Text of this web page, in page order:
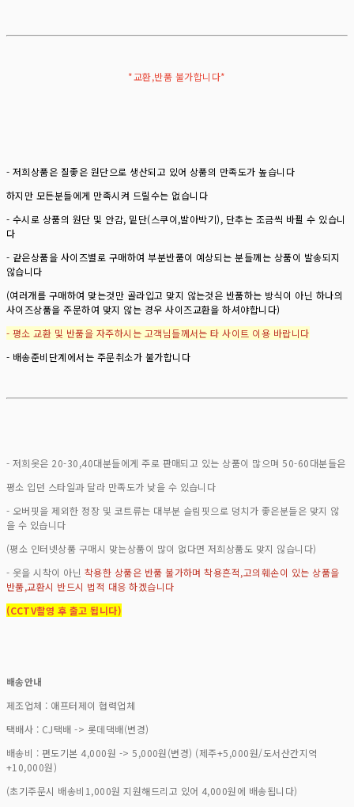
*교환,반품 불가합니다*
- 저희상품은 질좋은 원단으로 생산되고 있어 상품의 만족도가 높습니다
하지만 모든분들에게 만족시켜 드릴수는 없습니다
- 수시로 상품의 원단 및 안감, 밑단(스쿠이,발아박기), 단추는 조금씩 바뀔 수 있습니
다
- 같은상품을 사이즈별로 구매하여 부분반품이 예상되는 분들께는 상품이 발송되지
않습니다
(여러개를 구매하여 맞는것만 골라입고 맞지 않는것은 반품하는 방식이 아닌 하나의
사이즈상품을 주문하여 맞지 않는 경우 사이즈교환을 하셔야합니다)
- 평소 교환 및 반품을 자주하시는 고객님들께서는 타 사이트 이용 바랍니다
- 배송준비단계에서는 주문취소가 불가합니다
- 저희옷은 20-30,40대분들에게 주로 판매되고 있는 상품이 많으며 50-60대분들은
평소 입던 스타일과 달라 만족도가 낮을 수 있습니다
- 오버핏을 제외한 정장 및 코트류는 대부분 슬림핏으로 덩치가 좋은분들은 맞지 않
을 수 있습니다
(평소 인터넷상품 구매시 맞는상품이 많이 없다면 저희상품도 맞지 않습니다)
- 옷을 시착이 아닌 착용한 상품은 반품 불가하며 착용흔적,고의훼손이 있는 상품을
반품,교환시 반드시 법적 대응 하겠습니다
(CCTV촬영 후 출고 됩니다)
배송안내
제조업체 : 애프터제이 협력업체
택배사 : CJ택배 -> 롯데댁배(변경)
배송비 : 편도기본 4,000원 -> 5,000원(변경) (제주+5,000원/도서산간지역
+10,000원)
(초기주문시 배송비1,000원 지원해드리고 있어 4,000원에 배송됩니다)